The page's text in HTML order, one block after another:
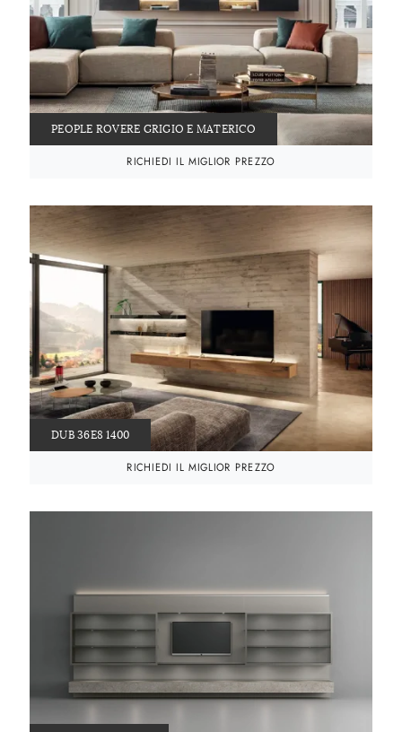
PEOPLE ROVERE GRIGIO E MATERICO
RICHIEDI IL MIGLIOR PREZZO
DUB 36E8 1400
RICHIEDI IL MIGLIOR PREZZO